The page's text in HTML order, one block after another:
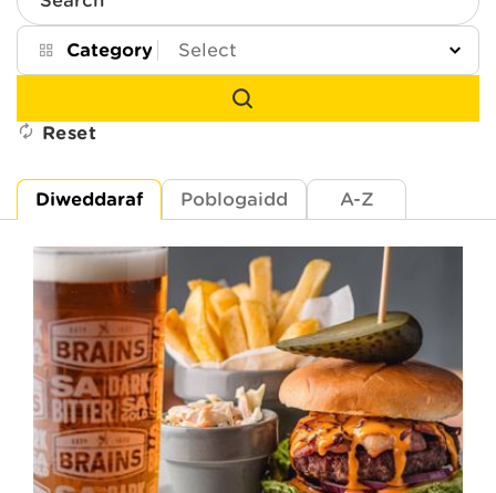
Search
Category
Reset
Diweddaraf Poblogaidd A-Z